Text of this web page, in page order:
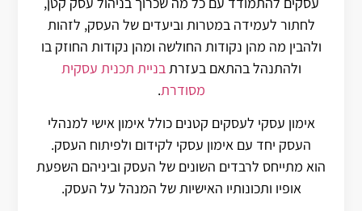
לחתור לעמידה במטרות וביעדים של העסק, לזהות
ולהבין מה מהן נקודות החולשה ומהן נקודות החוזק בו
ולהתנהל בהתאם בעזרתבניית תכנית עסקית
מסודרת.
אימון עסקי לעסקים קטנים כולל אימון אישי למנהלי
העסק יחד עם אימון עסקי לקידום ולפיתוח העסק.
הוא מתייחס לרבדים השונים של העסק וביניהם השפעת
אופיו ותכונותיו האישיות של המנהל על העסק.